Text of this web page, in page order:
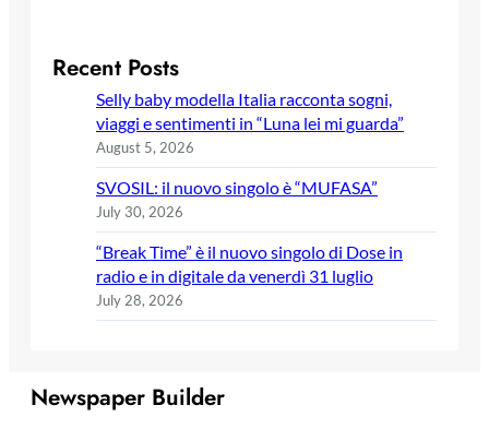
Recent Posts
Selly baby modella Italia racconta sogni,
viaggi e sentimenti in “Luna lei mi guarda”
August 5, 2026
SVOSIL: il nuovo singolo è “MUFASA”
July 30, 2026
“Break Time” è il nuovo singolo di Dose in
radio e in digitale da venerdì 31 luglio
July 28, 2026
Newspaper Builder